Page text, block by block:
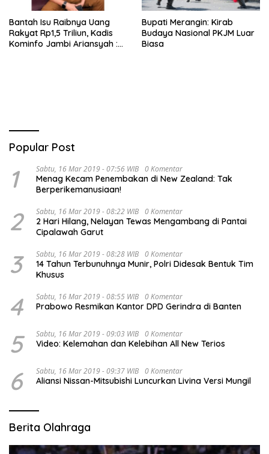
Bantah Isu Raibnya Uang
Rakyat Rp1,5 Triliun, Kadis
Kominfo Jambi Ariansyah :
Bupati Merangin: Kirab
Budaya Nasional PKJM Luar
Biasa
Popular Post
1 Sabtu, 16 Mar 2019 - 07:56 WIB 0 Komentar
Menag Kecam Penembakan di New Zealand: Tak
Berperikemanusiaan!
2 Sabtu, 16 Mar 2019 - 08:22 WIB 0 Komentar
2 Hari Hilang, Nelayan Tewas Mengambang di Pantai
Cipalawah Garut
3 Sabtu, 16 Mar 2019 - 08:28 WIB 0 Komentar
14 Tahun Terbunuhnya Munir, Polri Didesak Bentuk Tim
Khusus
4 Sabtu, 16 Mar 2019 - 08:55 WIB 0 Komentar
Prabowo Resmikan Kantor DPD Gerindra di Banten
5 Sabtu, 16 Mar 2019 - 09:03 WIB 0 Komentar
Video: Kelemahan dan Kelebihan All New Terios
6 Sabtu, 16 Mar 2019 - 09:37 WIB 0 Komentar
Aliansi Nissan-Mitsubishi Luncurkan Livina Versi Mungil
Berita Olahraga